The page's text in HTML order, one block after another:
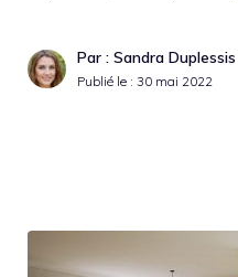
Par : Sandra Duplessis
Publié le : 30 mai 2022